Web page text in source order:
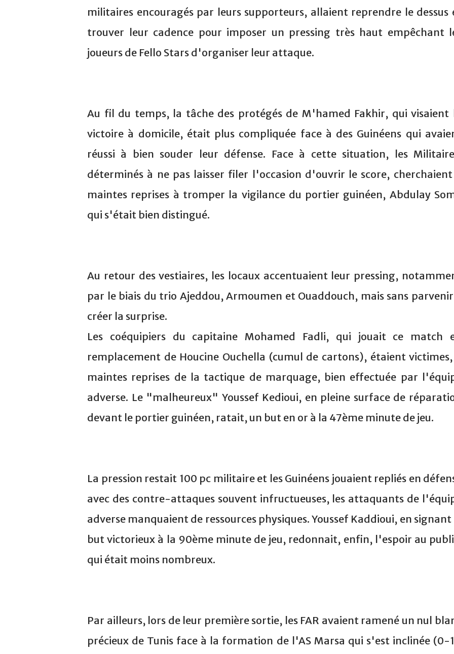
militaires encouragés par leurs supporteurs, allaient reprendre le dessus
trouver leur cadence pour imposer un pressing très haut empêchant
joueurs de Fello Stars d'organiser leur attaque.
Au fil du temps, la tâche des protégés de M'hamed Fakhir, qui visaient
victoire à domicile, était plus compliquée face à des Guinéens qui
réussi à bien souder leur défense. Face à cette situation, les
déterminés à ne pas laisser filer l'occasion d'ouvrir le score, cherchaient
maintes reprises à tromper la vigilance du portier guinéen, Abdulay
qui s'était bien distingué.
Au retour des vestiaires, les locaux accentuaient leur pressing,
par le biais du trio Ajeddou, Armoumen et Ouaddouch, mais sans
créer la surprise.
Les coéquipiers du capitaine Mohamed Fadli, qui jouait ce match
remplacement de Houcine Ouchella (cumul de cartons), étaient victimes,
maintes reprises de la tactique de marquage, bien effectuée par
adverse. Le "malheureux" Youssef Kedioui, en pleine surface de
devant le portier guinéen, ratait, un but en or à la 47ème minute de jeu.
La pression restait 100 pc militaire et les Guinéens jouaient repliés en
avec des contre-attaques souvent infructueuses, les attaquants de
adverse manquaient de ressources physiques. Youssef Kaddioui, en signant
but victorieux à la 90ème minute de jeu, redonnait, enfin, l'espoir au
qui était moins nombreux.
Par ailleurs, lors de leur première sortie, les FAR avaient ramené un nul
précieux de Tunis face à la formation de l'AS Marsa qui s'est inclinée (0-